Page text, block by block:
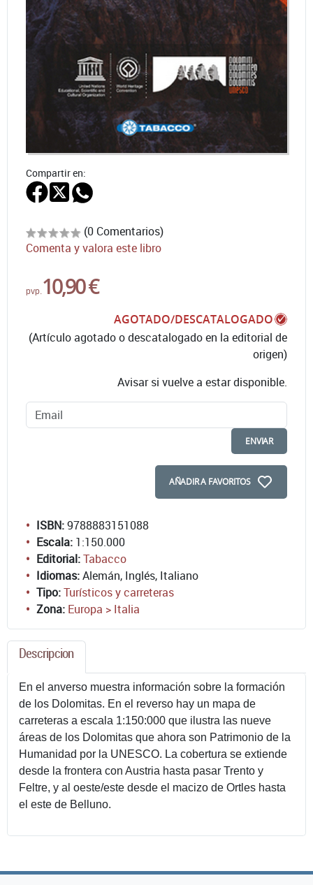
Compartir en:
(0 Comentarios)
Comenta y valora este libro
pvp.10,90 €
AGOTADO/DESCATALOGADO
(Artículo agotado o descatalogado en la editorial de
origen)
Avisar si vuelve a estar disponible.
ENVIAR
AÑADIR A FAVORITOS
ISBN:9788883151088
Escala: 1:150.000
Editorial:Tabacco
Idiomas:Alemán, Inglés, Italiano
Tipo:Turísticos y carreteras
Zona: Europa > Italia
Descripcion
En el anverso muestra información sobre la formación
de los Dolomitas. En el reverso hay un mapa de
carreteras a escala 1:150:000 que ilustra las nueve
áreas de los Dolomitas que ahora son Patrimonio de la
Humanidad por la UNESCO. La cobertura se extiende
desde la frontera con Austria hasta pasar Trento y
Feltre, y al oeste/este desde el macizo de Ortles hasta
el este de Belluno.